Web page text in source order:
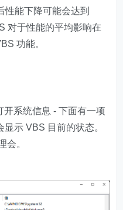
性能下降可能会达到
对于性能的平均影响在
功能。
系统信息 - 下面有一项
示 VBS 目前的状态。
会。